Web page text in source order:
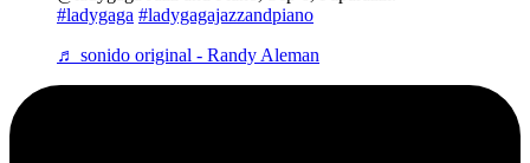
#ladygaga #ladygagajazzandpiano
♬ sonido original - Randy Aleman